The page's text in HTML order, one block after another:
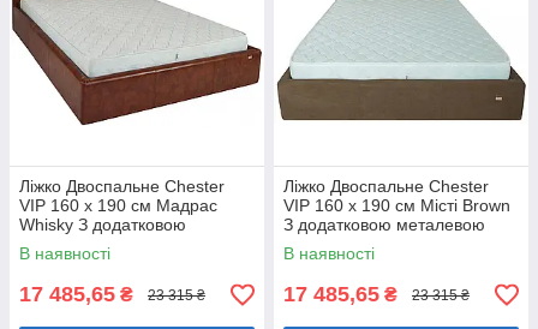
Ліжко Двоспальне Chester
VIP 160 х 190 см Мадрас
Whisky З додатковою
металевою цільнозварною
рамою Коричневий
В наявності
17 485,65 ₴ 23 315 ₴
Ліжко Двоспальне Chester
VIP 160 х 190 см Місті Brown
З додатковою металевою
цільнозварною рамою
Коричневий
В наявності
17 485,65 ₴ 23 315 ₴